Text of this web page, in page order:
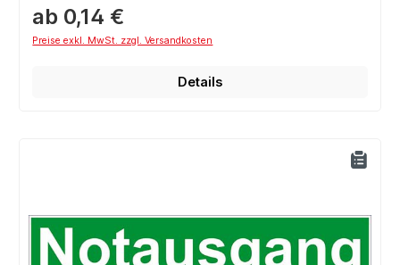
ab 0,14 €
Preise exkl. MwSt. zzgl. Versandkosten
Details